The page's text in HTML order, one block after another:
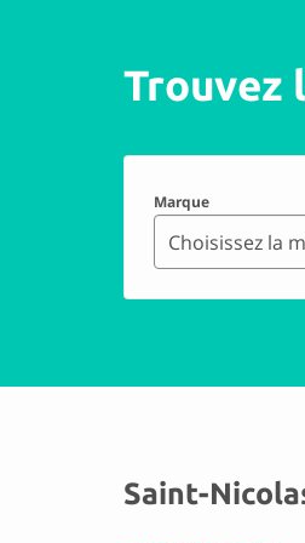
Trouvez
Marque
Choisissez la
Saint-